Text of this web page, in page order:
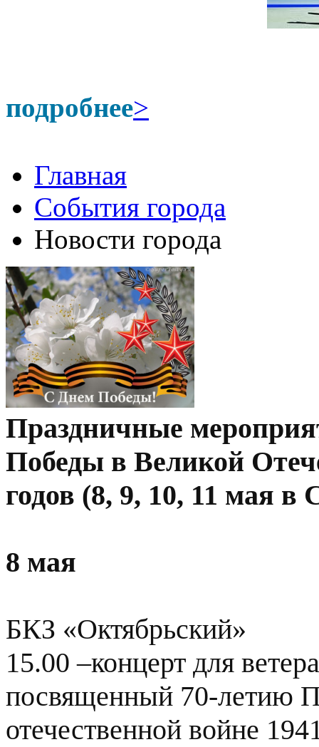
подробнее>
Главная
События города
Новости города
Праздничные
Победы в Великой
годов (8, 9, 10, 11 мая в
8 мая
БКЗ «Октябрьский»
15.00 –концерт для
посвященный 70-летию
отечественной войне